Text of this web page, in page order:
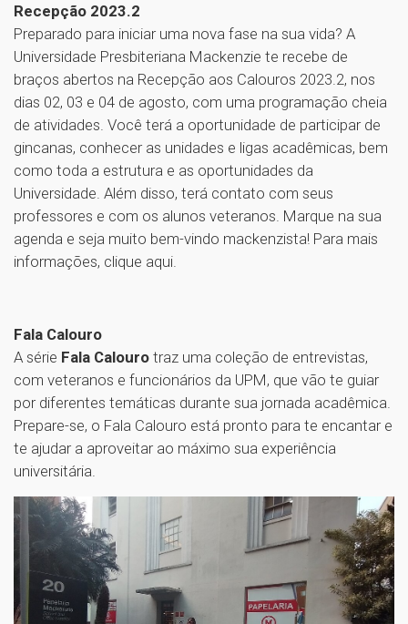
Recepção 2023.2
Preparado para iniciar uma nova fase na sua vida? A
Universidade Presbiteriana Mackenzie te recebe de
braços abertos na Recepção aos Calouros 2023.2, nos
dias 02, 03 e 04 de agosto, com uma programação cheia
de atividades. Você terá a oportunidade de participar de
gincanas, conhecer as unidades e ligas acadêmicas, bem
como toda a estrutura e as oportunidades da
Universidade. Além disso, terá contato com seus
professores e com os alunos veteranos. Marque na sua
agenda e seja muito bem-vindo mackenzista! Para mais
informações, clique aqui.
Fala Calouro
A série Fala Calouro traz uma coleção de entrevistas,
com veteranos e funcionários da UPM, que vão te guiar
por diferentes temáticas durante sua jornada acadêmica.
Prepare-se, o Fala Calouro está pronto para te encantar e
te ajudar a aproveitar ao máximo sua experiência
universitária.